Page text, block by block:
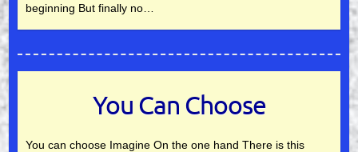
beginning But finally no…
You Can Choose
You can choose Imagine On the one hand There is this